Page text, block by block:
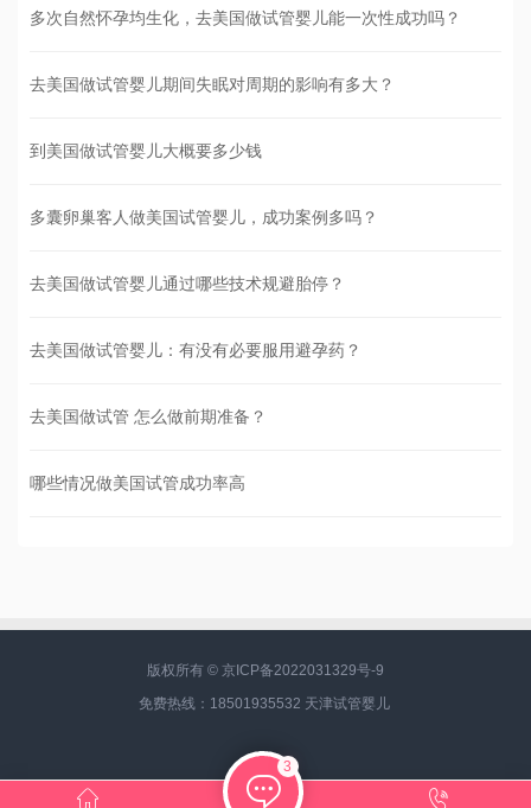
多次自然怀孕均生化，去美国做试管婴儿能一次性成功吗？
去美国做试管婴儿期间失眠对周期的影响有多大？
到美国做试管婴儿大概要多少钱
多囊卵巢客人做美国试管婴儿，成功案例多吗？
去美国做试管婴儿通过哪些技术规避胎停？
去美国做试管婴儿：有没有必要服用避孕药？
去美国做试管 怎么做前期准备？
哪些情况做美国试管成功率高
版权所有 © 京ICP备2022031329号-9
免费热线：18501935532 天津试管婴儿

3
 